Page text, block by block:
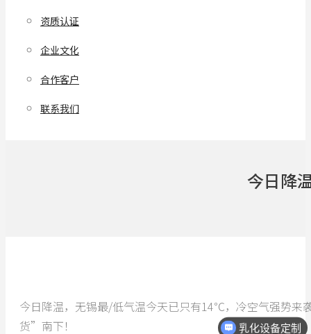
资质认证
企业文化
合作客户
联系我们
今日降
今日降温，无锡最/低气温今天已只有14℃，冷空气强势来
货”南下！
乳化设备定制